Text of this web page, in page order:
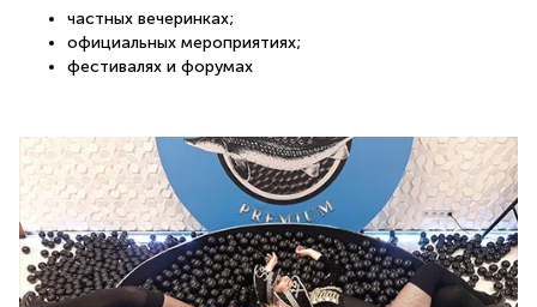
частных вечеринках;
официальных мероприятиях;
фестивалях и форумах